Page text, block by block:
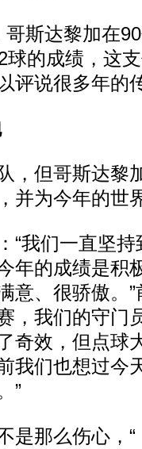
斯达黎加在90
球的成绩，这
评说很多年的
但哥斯达黎
并为今年的世
们一直坚持
年的成绩是积
意、很骄傲。
，我们的守门
奇效，但点球
我们也想过今
”
那么伤心，“